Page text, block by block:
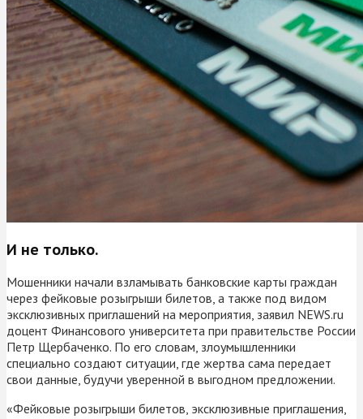
И не только.
Мошенники начали взламывать банковские карты граждан
через фейковые розыгрыши билетов, а также под видом
эксклюзивных приглашений на мероприятия, заявил NEWS.ru
доцент Финансового университета при правительстве России
Петр Щербаченко. По его словам, злоумышленники
специально создают ситуации, где жертва сама передает
свои данные, будучи уверенной в выгодном предложении.
«Фейковые розыгрыши билетов, эксклюзивные приглашения,